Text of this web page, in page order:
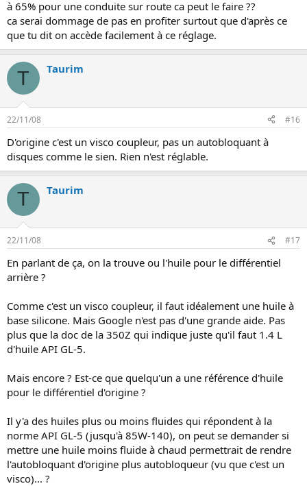
à 65% pour une conduite sur route ca peut le faire ??
ca serai dommage de pas en profiter surtout que d'après ce
que tu dit on accède facilement à ce réglage.
T Taurim
22/11/08 #16
D'origine c'est un visco coupleur, pas un autobloquant à
disques comme le sien. Rien n'est réglable.
T Taurim
22/11/08 #17
En parlant de ça, on la trouve ou l'huile pour le différentiel
arrière ?
Comme c'est un visco coupleur, il faut idéalement une huile à
base silicone. Mais Google n'est pas d'une grande aide. Pas
plus que la doc de la 350Z qui indique juste qu'il faut 1.4 L
d'huile API GL-5.
Mais encore ? Est-ce que quelqu'un a une référence d'huile
pour le différentiel d'origine ?
Il y'a des huiles plus ou moins fluides qui répondent à la
norme API GL-5 (jusqu'à 85W-140), on peut se demander si
mettre une huile moins fluide à chaud permettrait de rendre
l'autobloquant d'origine plus autobloqueur (vu que c'est un
visco)... ?